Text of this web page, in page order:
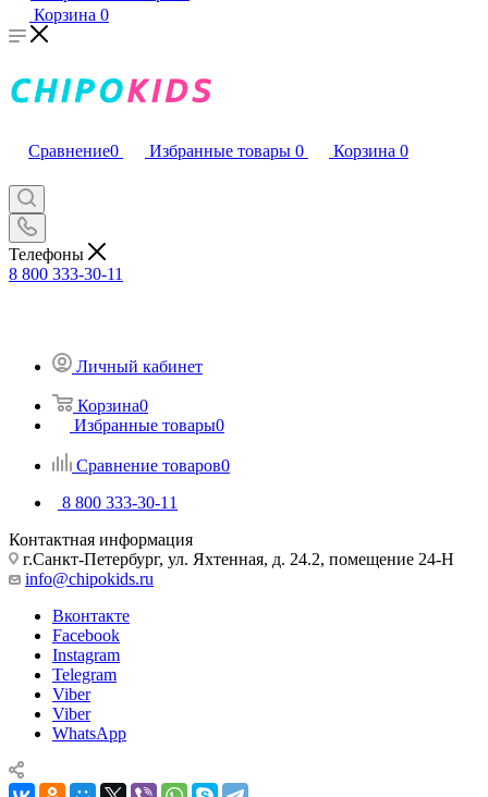
Корзина 0
Сравнение0 Избранные товары 0 Корзина 0
Телефоны
8 800 333-30-11
Личный кабинет
Корзина0
Избранные товары0
Сравнение товаров0
8 800 333-30-11
Контактная информация
г.Санкт-Петербург, ул. Яхтенная, д. 24.2, помещение 24-Н
info@chipokids.ru
Вконтакте
Facebook
Instagram
Telegram
Viber
Viber
WhatsApp